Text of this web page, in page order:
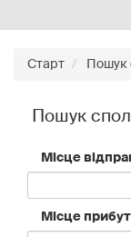
Старт Пошук
Пошук
Місце
Місце